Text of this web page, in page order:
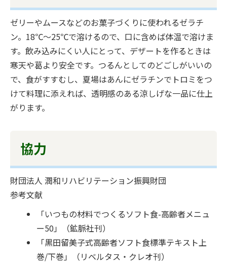
ゼリーやムースなどのお菓子づくりに使われるゼラチ
ン。18℃～25℃で溶けるので、口に含めば体温で溶けま
す。飲み込みにくい人にとって、デザートを作るときは
寒天や葛より安全です。つるんとしてのどごしがいいの
で、食がすすむし、夏場はあんにゼラチンでトロミをつ
けて料理に添えれば、透明感のある涼しげな一品に仕上
がります。
協力
財団法人 潤和リハビリテーション振興財団
参考文献
「いつもの材料でつくるソフト食-高齢者メニュ
ー50」（鉱脈社刊）
「黒田留美子式高齢者ソフト食標準テキスト上
巻/下巻」（リベルタス・クレオ刊）